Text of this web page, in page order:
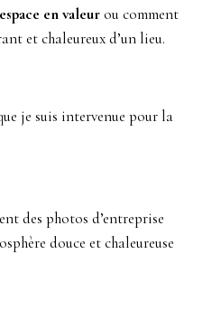
en valeurou comment
et chaleureux d’un lieu.
je suis intervenue pour la
des photos d’entreprise
douce et chaleureuse